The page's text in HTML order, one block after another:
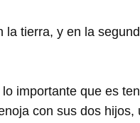
tierra, y en la
importante que es
con sus dos